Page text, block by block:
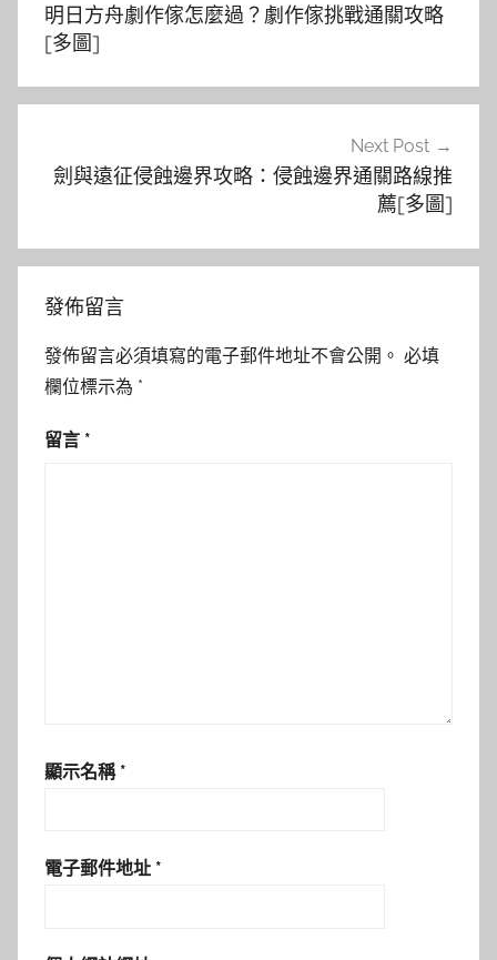
覽
明日方舟劇作傢怎麼過？劇作傢挑戰通關攻略
[多圖]
Next Post
劍與遠征侵蝕邊界攻略：侵蝕邊界通關路線推
薦[多圖]
發佈留言
發佈留言必須填寫的電子郵件地址不會公開。 必填
欄位標示為 *
留言 *
顯示名稱 *
電子郵件地址 *